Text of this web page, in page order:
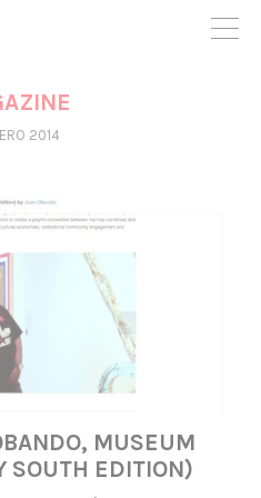
necesitándote para poder
del proyecto y
2014
MUSEUM
SOUTH EDITION)